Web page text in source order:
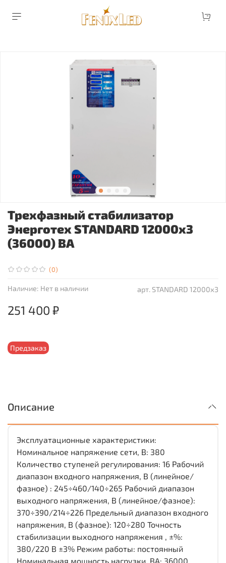
(0)
арт. STANDARD 12000х3
Наличие: Нет в наличии
Предзаказ
Трехфазный стабилизатор
Энерготех STANDARD 12000х3
(36000) ВА
251 400 ₽
Описание
Эксплуатационные характеристики:
Номинальное напряжение сети, В: 380
Количество ступеней регулирования: 16 Рабочий
диапазон входного напряжения, В (линейное/
фазное) : 245÷460/140÷265 Рабочий диапазон
выходного напряжения, В (линейное/фазное):
370÷390/214÷226 Предельный диапазон входного
напряжения, В (фазное): 120÷280 Точность
стабилизации выходного напряжения , ±%:
380/220 В ±3% Режим работы: постоянный
Номинальная мощность нагрузки, ВА: 36000